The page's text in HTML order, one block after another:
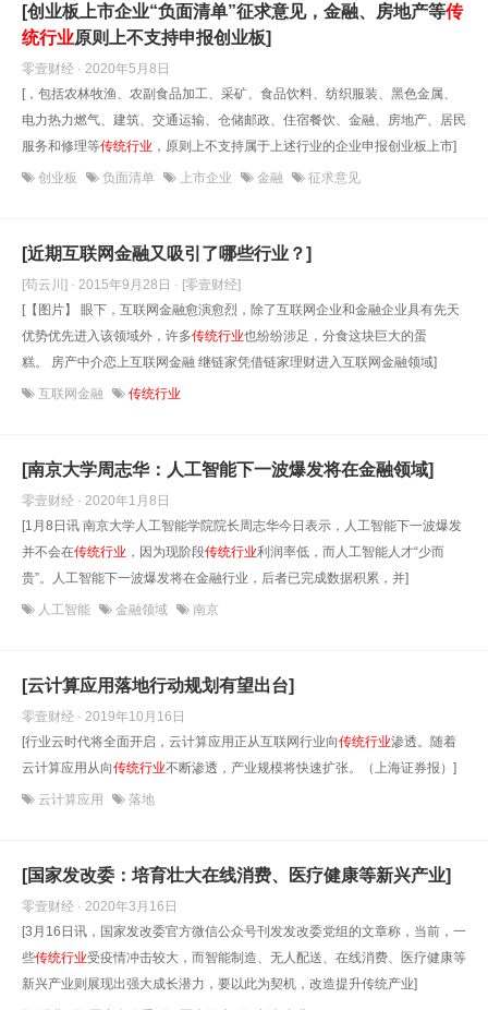
[创业板上市企业“负面清单”征求意见，金融、房地产等传
统行业原则上不支持申报创业板]
零壹财经 · 2020年5月8日
[，包括农林牧渔、农副食品加工、采矿、食品饮料、纺织服装、黑色金属、
电力热力燃气、建筑、交通运输、仓储邮政、住宿餐饮、金融、房地产、居民
服务和修理等传统行业 ，原则上不支持属于上述行业的企业申报创业板上市]
创业板 负面清单 上市企业 金融 征求意见
[近期互联网金融又吸引了哪些行业？]
[苟云川] · 2015年9月28日 · [零壹财经]
[【图片】 眼下，互联网金融愈演愈烈，除了互联网企业和金融企业具有先天
优势优先进入该领域外，许多传统行业也纷纷涉足，分食这块巨大的蛋
糕。 房产中介恋上互联网金融 继链家凭借链家理财进入互联网金融领域]
互联网金融 传统行业
[南京大学周志华：人工智能下一波爆发将在金融领域]
零壹财经 · 2020年1月8日
[1月8日讯 南京大学人工智能学院院长周志华今日表示，人工智能下一波爆发
并不会在传统行业 ，因为现阶段传统行业利润率低，而人工智能人才“少而
贵”。人工智能下一波爆发将在金融行业，后者已完成数据积累，并]
人工智能 金融领域 南京
[云计算应用落地行动规划有望出台]
零壹财经 · 2019年10月16日
[行业云时代将全面开启，云计算应用正从互联网行业向传统行业渗透。随着
云计算应用从向传统行业不断渗透，产业规模将快速扩张。（上海证券报）]
云计算应用 落地
[国家发改委：培育壮大在线消费、医疗健康等新兴产业]
零壹财经 · 2020年3月16日
[3月16日讯，国家发改委官方微信公众号刊发发改委党组的文章称，当前，一
些传统行业受疫情冲击较大，而智能制造、无人配送、在线消费、医疗健康等
新兴产业则展现出强大成长潜力，要以此为契机，改造提升传统产业]